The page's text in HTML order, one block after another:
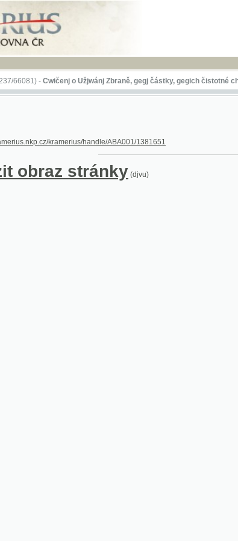
-Cwičenj o Užjwánj Zbraně, gegj částky, gegich čistotné chowá...(1/32)
kramerius/handle/ABA001/1381651
obraz stránky